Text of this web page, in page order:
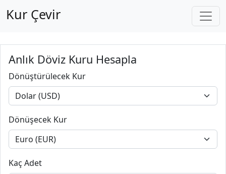
Kur Çevir
Anlık Döviz Kuru Hesapla
Dönüştürülecek Kur
Dönüşecek Kur
Kaç Adet